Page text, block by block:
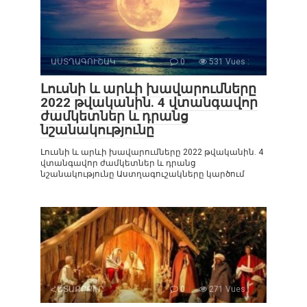
ԱՍՏՂԱԳՈՒՇԱԿ 0 531 Vues :
Լուսնի և արևի խավարումները
2022 թվականին. 4 վտանգավոր
ժամկետներ և դրանց
նշանակությունը
Լուսնի և արևի խավարումները 2022 թվականին. 4
վտանգավոր ժամկետներ և դրանց
նշանակությունը Աստղագուշակները կարծում
ՀԵՏԱՔՐՔԻՐ 0 271 Vues :